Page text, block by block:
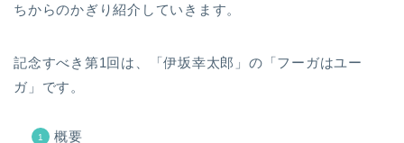
ちからのかぎり紹介していきます。
記念すべき第1回は、「伊坂幸太郎」の「フーガはユー
ガ」です。
概要